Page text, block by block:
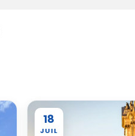
18
JUIL